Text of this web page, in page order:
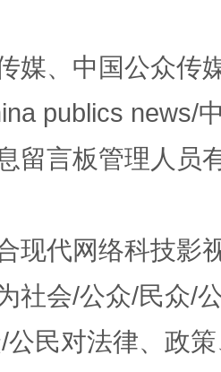
腐交织难题 养老服
烫 还
媒、中国公众传
publics news/
留言板管理人员
现代网络科技影
社会/公众/民众/
公民对法律、政